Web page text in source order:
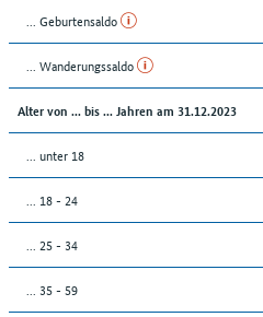
... Geburtensaldo
... Wanderungssaldo
Alter von ... bis ... Jahren am 31.12.2023
... unter 18
... 18 - 24
... 25 - 34
... 35 - 59